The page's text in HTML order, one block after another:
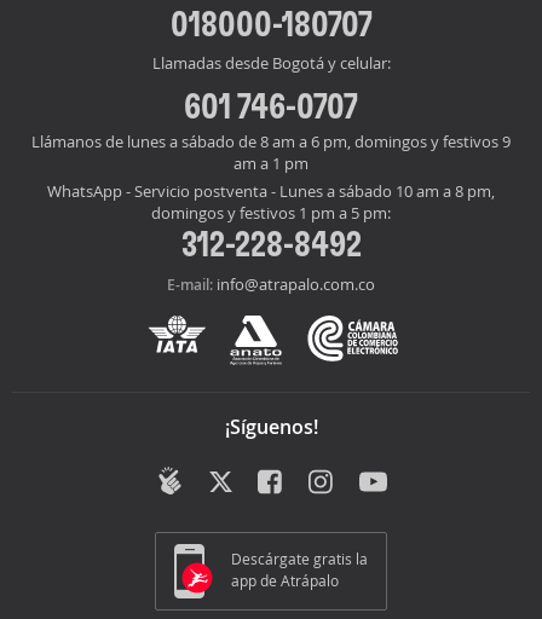
018000-180707
Llamadas desde Bogotá y celular:
601 746-0707
Llámanos de lunes a sábado de 8 am a 6 pm, domingos y festivos 9
am a 1 pm
WhatsApp - Servicio postventa - Lunes a sábado 10 am a 8 pm,
domingos y festivos 1 pm a 5 pm:
312-228-8492
E-mail: info@atrapalo.com.co
¡Síguenos!
Descárgate gratis la
app de Atrápalo